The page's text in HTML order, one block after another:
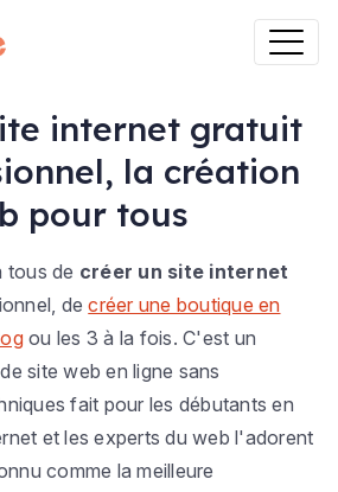
internet gratuit
la création
pour tous
tous de créer un site internet
decréer une boutique en
ou les 3 à la fois. C'est un
site web en ligne sans
fait pour les débutants en
et les experts du web l'adorent
comme la meilleure